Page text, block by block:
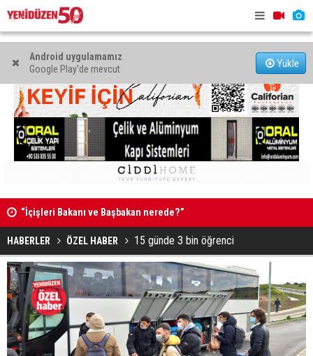
Android uygulamamız
Google Play'de mevcut
Yükle
“İçişleri Bakanı ve Başbakan nerede?”
HABERLER ÖZEL HABER 15 günde 3 bin öğrenci